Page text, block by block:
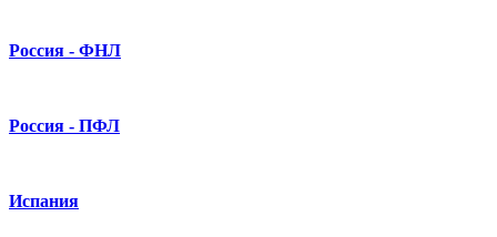
Россия - ФНЛ
Россия - ПФЛ
Испания